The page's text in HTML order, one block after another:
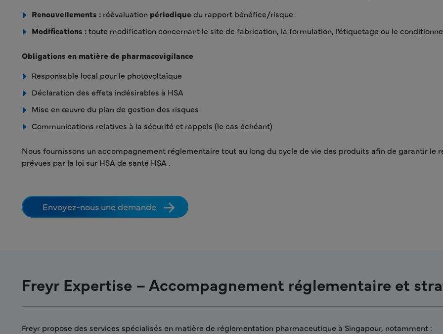
Renouvellements : réévaluation périodique du rapport bénéfice/risque.
Modifications :toute modification concernant le site de fabrication, la formulation, l'étiquetage ou le
Obligations en matière de pharmacovigilance
Responsable local pour le photovoltaïque
Déclaration des effets indésirables à HSA
Mise en œuvre du plan de gestion des risques
Communications relatives à la sécurité et rappels (le cas échéant)
Nous fournissons un accompagnement réglementaire tout au long du cycle de vie des produits afin de garantir le
prévues par la loi sur HSA de santé HSA .
Envoyez-nous une demande
Freyr Expertise – Accompagnement réglementaire et
Freyr propose des services spécialisés en matière de réglementation pharmaceutique à Singapour, notamment :